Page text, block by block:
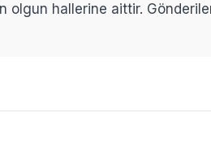
olgun hallerine aittir.